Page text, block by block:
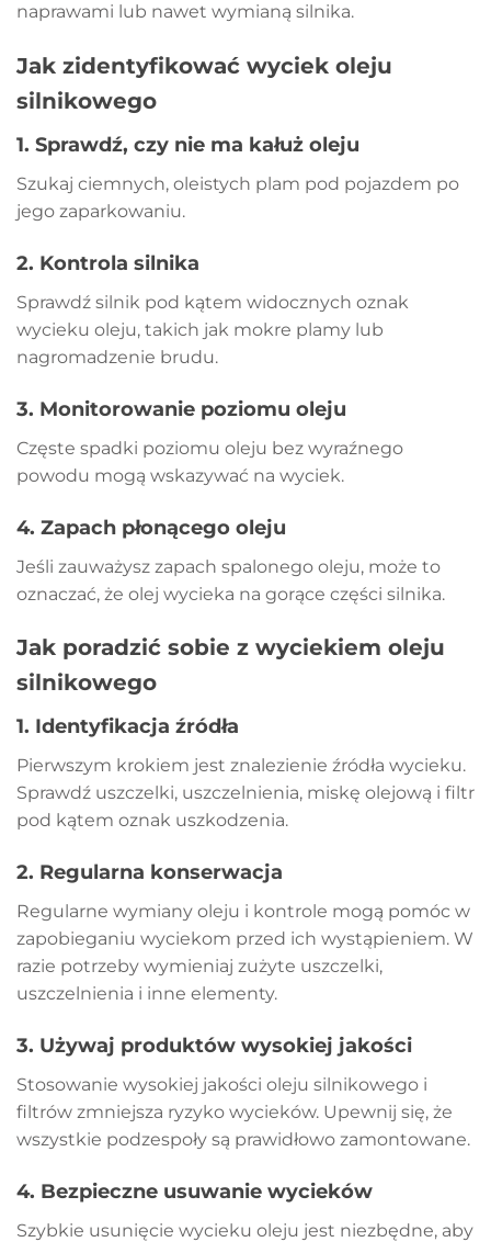
naprawami lub nawet wymianą silnika.
Jak zidentyfikować wyciek oleju
silnikowego
1. Sprawdź, czy nie ma kałuż oleju
Szukaj ciemnych, oleistych plam pod pojazdem po
jego zaparkowaniu.
2. Kontrola silnika
Sprawdź silnik pod kątem widocznych oznak
wycieku oleju, takich jak mokre plamy lub
nagromadzenie brudu.
3. Monitorowanie poziomu oleju
Częste spadki poziomu oleju bez wyraźnego
powodu mogą wskazywać na wyciek.
4. Zapach płonącego oleju
Jeśli zauważysz zapach spalonego oleju, może to
oznaczać, że olej wycieka na gorące części silnika.
Jak poradzić sobie z wyciekiem oleju
silnikowego
1. Identyfikacja źródła
Pierwszym krokiem jest znalezienie źródła wycieku.
Sprawdź uszczelki, uszczelnienia, miskę olejową i filtr
pod kątem oznak uszkodzenia.
2. Regularna konserwacja
Regularne wymiany oleju i kontrole mogą pomóc w
zapobieganiu wyciekom przed ich wystąpieniem. W
razie potrzeby wymieniaj zużyte uszczelki,
uszczelnienia i inne elementy.
3. Używaj produktów wysokiej jakości
Stosowanie wysokiej jakości oleju silnikowego i
filtrów zmniejsza ryzyko wycieków. Upewnij się, że
wszystkie podzespoły są prawidłowo zamontowane.
4. Bezpieczne usuwanie wycieków
Szybkie usunięcie wycieku oleju jest niezbędne, aby